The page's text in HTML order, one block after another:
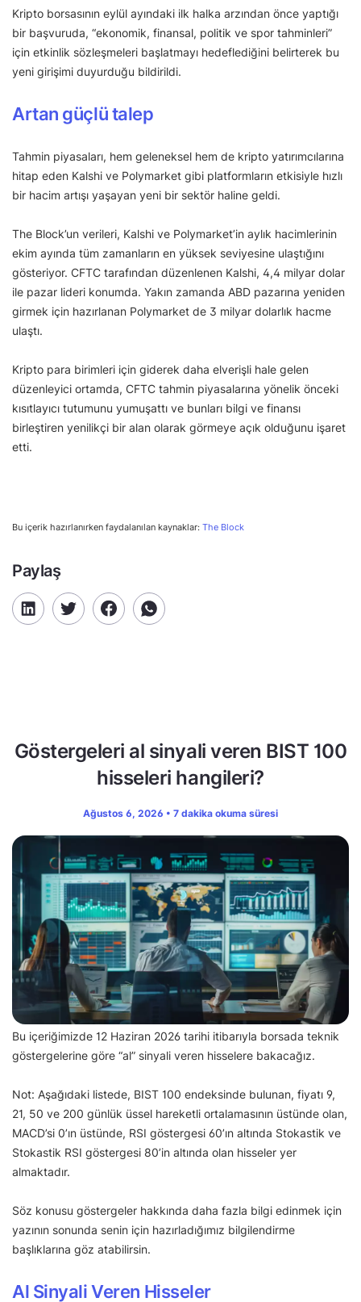
Kripto borsasının eylül ayındaki ilk halka arzından önce yaptığı
bir başvuruda, “ekonomik, finansal, politik ve spor tahminleri”
için etkinlik sözleşmeleri başlatmayı hedeflediğini belirterek bu
yeni girişimi duyurduğu bildirildi.
Artan güçlü talep
Tahmin piyasaları, hem geleneksel hem de kripto yatırımcılarına
hitap eden Kalshi ve Polymarket gibi platformların etkisiyle hızlı
bir hacim artışı yaşayan yeni bir sektör haline geldi.
The Block’un verileri, Kalshi ve Polymarket’in aylık hacimlerinin
ekim ayında tüm zamanların en yüksek seviyesine ulaştığını
gösteriyor. CFTC tarafından düzenlenen Kalshi, 4,4 milyar dolar
ile pazar lideri konumda. Yakın zamanda ABD pazarına yeniden
girmek için hazırlanan Polymarket de 3 milyar dolarlık hacme
ulaştı.
Kripto para birimleri için giderek daha elverişli hale gelen
düzenleyici ortamda, CFTC tahmin piyasalarına yönelik önceki
kısıtlayıcı tutumunu yumuşattı ve bunları bilgi ve finansı
birleştiren yenilikçi bir alan olarak görmeye açık olduğunu işaret
etti.
Bu içerik hazırlanırken faydalanılan kaynaklar: The Block
Paylaş
Göstergeleri al sinyali veren BIST 100
hisseleri hangileri?
Ağustos 6, 2026 • 7 dakika okuma süresi
Bu içeriğimizde 12 Haziran 2026 tarihi itibarıyla borsada teknik
göstergelerine göre “al” sinyali veren hisselere bakacağız.
Not: Aşağıdaki listede, BIST 100 endeksinde bulunan, fiyatı 9,
21, 50 ve 200 günlük üssel hareketli ortalamasının üstünde olan,
MACD’si 0’ın üstünde, RSI göstergesi 60’ın altında Stokastik ve
Stokastik RSI göstergesi 80’in altında olan hisseler yer
almaktadır.
Söz konusu göstergeler hakkında daha fazla bilgi edinmek için
yazının sonunda senin için hazırladığımız bilgilendirme
başlıklarına göz atabilirsin.
Al Sinyali Veren Hisseler